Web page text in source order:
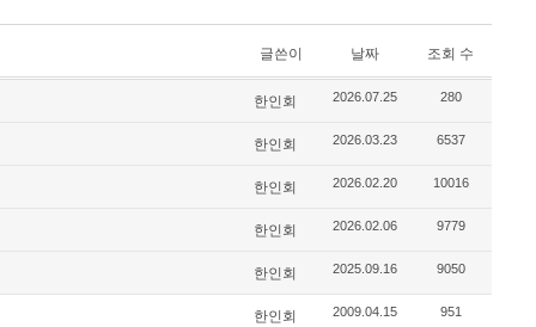
글쓴이 날짜 조회 수
한인회 2026.07.25 280
한인회 2026.03.23 6537
한인회 2026.02.20 10016
한인회 2026.02.06 9779
한인회 2025.09.16 9050
한인회 2009.04.15 951